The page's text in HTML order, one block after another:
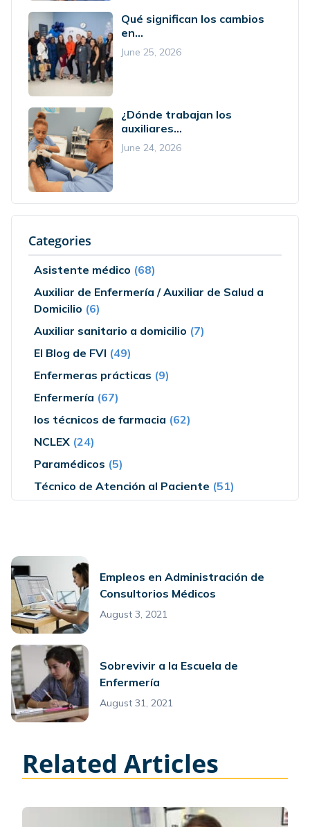
Qué significan los cambios
en...
June 25, 2026
¿Dónde trabajan los
auxiliares...
June 24, 2026
Categories
Asistente médico (68)
Auxiliar de Enfermería / Auxiliar de Salud a
Domicilio (6)
Auxiliar sanitario a domicilio (7)
El Blog de FVI (49)
Enfermeras prácticas (9)
Enfermería (67)
los técnicos de farmacia (62)
NCLEX (24)
Paramédicos (5)
Técnico de Atención al Paciente (51)
Empleos en Administración de
Consultorios Médicos
August 3, 2021
Sobrevivir a la Escuela de
Enfermería
August 31, 2021
Related Articles